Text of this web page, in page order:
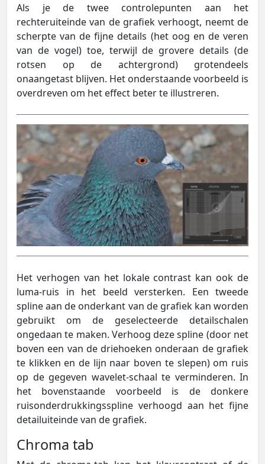
Als je de twee controlepunten aan het
rechteruiteinde van de grafiek verhoogt, neemt de
scherpte van de fijne details (het oog en de veren
van de vogel) toe, terwijl de grovere details (de
rotsen op de achtergrond) grotendeels
onaangetast blijven. Het onderstaande voorbeeld is
overdreven om het effect beter te illustreren.
Het verhogen van het lokale contrast kan ook de
luma-ruis in het beeld versterken. Een tweede
spline aan de onderkant van de grafiek kan worden
gebruikt om de geselecteerde detailschalen
ongedaan te maken. Verhoog deze spline (door net
boven een van de driehoeken onderaan de grafiek
te klikken en de lijn naar boven te slepen) om ruis
op de gegeven wavelet-schaal te verminderen. In
het bovenstaande voorbeeld is de donkere
ruisonderdrukkingsspline verhoogd aan het fijne
detailuiteinde van de grafiek.
Chroma tab